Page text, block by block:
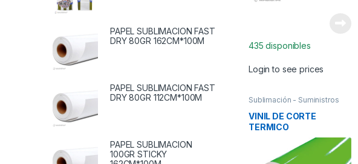
435 disponibles
Login to see prices
Sublimación - Suministros
VINIL DE CORTE
TERMICO
FLUORESCENTE VERDE
POR METROS
PAPEL SUBLIMACION FAST
DRY 80GR 162CM*100M
PAPEL SUBLIMACION FAST
DRY 80GR 112CM*100M
PAPEL SUBLIMACION
100GR STICKY